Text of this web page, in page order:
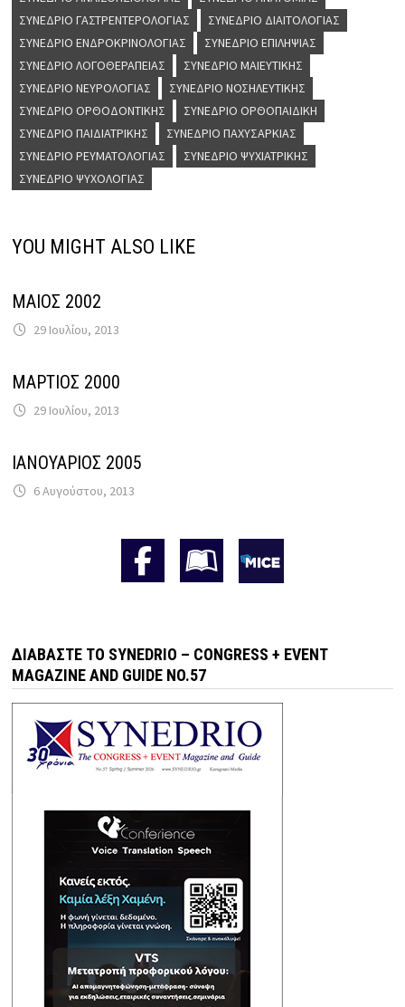
ΣΥΝΈΔΡΙΟ ΓΑΣΤΡΕΝΤΕΡΟΛΟΓΊΑΣ
ΣΥΝΈΔΡΙΟ ΔΙΑΙΤΟΛΟΓΊΑΣ
ΣΥΝΈΔΡΙΟ ΕΝΔΡΟΚΡΙΝΟΛΟΓΊΑΣ
ΣΥΝΈΔΡΙΟ ΕΠΙΛΗΨΊΑΣ
ΣΥΝΈΔΡΙΟ ΛΟΓΟΘΕΡΑΠΕΊΑΣ
ΣΥΝΈΔΡΙΟ ΜΑΙΕΥΤΙΚΉΣ
ΣΥΝΈΔΡΙΟ ΝΕΥΡΟΛΟΓΊΑΣ
ΣΥΝΈΔΡΙΟ ΝΟΣΗΛΕΥΤΙΚΉΣ
ΣΥΝΈΔΡΙΟ ΟΡΘΟΔΟΝΤΙΚΉΣ
ΣΥΝΈΔΡΙΟ ΟΡΘΟΠΑΙΔΙΚΉ
ΣΥΝΈΔΡΙΟ ΠΑΙΔΙΑΤΡΙΚΉΣ
ΣΥΝΈΔΡΙΟ ΠΑΧΥΣΑΡΚΊΑΣ
ΣΥΝΈΔΡΙΟ ΡΕΥΜΑΤΟΛΟΓΊΑΣ
ΣΥΝΈΔΡΙΟ ΨΥΧΙΑΤΡΙΚΉΣ
ΣΥΝΈΔΡΙΟ ΨΥΧΟΛΟΓΊΑΣ
YOU MIGHT ALSO LIKE
ΜΑΙΟΣ 2002
29 Ιουλίου, 2013
ΜΑΡΤΙΟΣ 2000
29 Ιουλίου, 2013
ΙΑΝΟΥΑΡΙΟΣ 2005
6 Αυγούστου, 2013
ΔΙΑΒΆΣΤΕ ΤΟ SYNEDRIO – CONGRESS + EVENT
MAGAZINE AND GUIDE NO.57